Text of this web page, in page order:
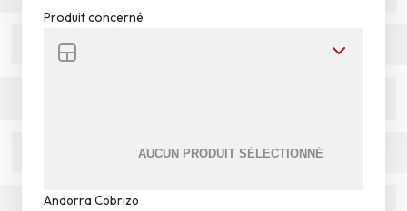
Produit concerné
Andorra Cobrizo